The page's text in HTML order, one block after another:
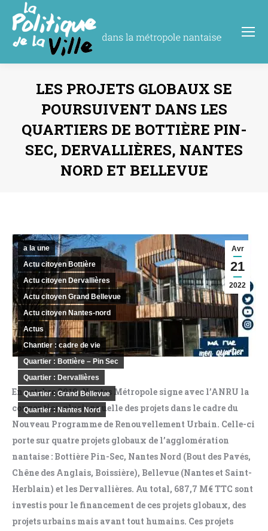
LES PROJETS GLOBAUX SE
POURSUIVENT DANS LES
QUARTIERS DE BOTTIÈRE PIN-
SEC, DERVALLIÈRES, NANTES
NORD ET BELLEVUE
Avr
21
2022
a la une
Actu citoyen Bottière
Actu citoyen Dervallières
Actu citoyen Grand Bellevue
Actu citoyen Nantes-nord
Actus
Chantier : cadre de vie
Quartier : Bottière – Pin Sec
Quartier : Dervallières
Quartier : Grand Bellevue
Quartier : Nantes Nord
En octobre 2019, Nantes Métropole signe avec l’ANRU la
convention pluriannuelle des projets dans le cadre du
Nouveau Programme de Renouvellement Urbain. Celle-ci
porte sur quatre projets globaux de l’agglomération
nantaise : Bottière Pin-Sec, Nantes Nord (Bout des Pavés,
Chêne des Anglais, Boissière), Bellevue (Nantes et Saint-
Herblain) et les Dervallières. Au total, 687,7 M€ TTC sont
investis pour le financement de ces projets globaux, des
projets urbains mais avant tout humains. Ces projets